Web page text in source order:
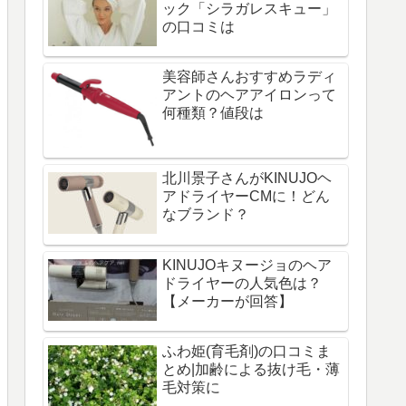
ック「シラガレスキュー」
の口コミは
美容師さんおすすめラディ
アントのヘアアイロンって
何種類？値段は
北川景子さんがKINUJOヘ
アドライヤーCMに！どん
なブランド？
KINUJOキヌージョのヘア
ドライヤーの人気色は？
【メーカーが回答】
ふわ姫(育毛剤)の口コミま
とめ|加齢による抜け毛・薄
毛対策に